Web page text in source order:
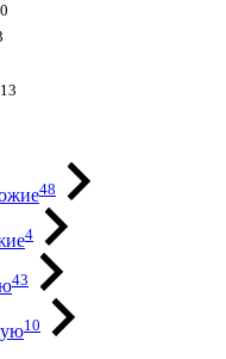
13
48
4
43
10